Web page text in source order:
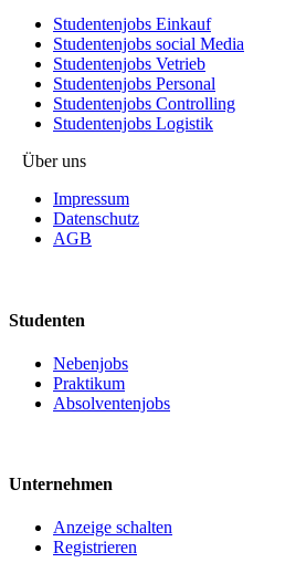
Studentenjobs Einkauf
Studentenjobs social Media
Studentenjobs Vetrieb
Studentenjobs Personal
Studentenjobs Controlling
Studentenjobs Logistik
Über uns
Impressum
Datenschutz
AGB
Studenten
Nebenjobs
Praktikum
Absolventenjobs
Unternehmen
Anzeige schalten
Registrieren